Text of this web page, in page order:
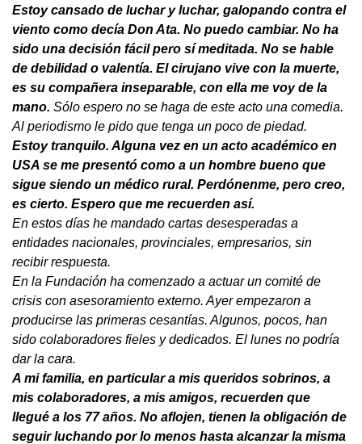
Estoy cansado de luchar y luchar, galopando contra el
viento como decía Don Ata. No puedo cambiar. No ha
sido una decisión fácil pero sí meditada. No se hable
de debilidad o valentía. El cirujano vive con la muerte,
es su compañera inseparable, con ella me voy de la
mano. Sólo espero no se haga de este acto una comedia.
Al periodismo le pido que tenga un poco de piedad.
Estoy tranquilo. Alguna vez en un acto académico en
USA se me presentó como a un hombre bueno que
sigue siendo un médico rural. Perdónenme, pero creo,
es cierto. Espero que me recuerden así.
En estos días he mandado cartas desesperadas a
entidades nacionales, provinciales, empresarios, sin
recibir respuesta.
En la Fundación ha comenzado a actuar un comité de
crisis con asesoramiento externo. Ayer empezaron a
producirse las primeras cesantías. Algunos, pocos, han
sido colaboradores fieles y dedicados. El lunes no podría
dar la cara.
A mi familia, en particular a mis queridos sobrinos, a
mis colaboradores, a mis amigos, recuerden que
llegué a los 77 años. No aflojen, tienen la obligación de
seguir luchando por lo menos hasta alcanzar la misma